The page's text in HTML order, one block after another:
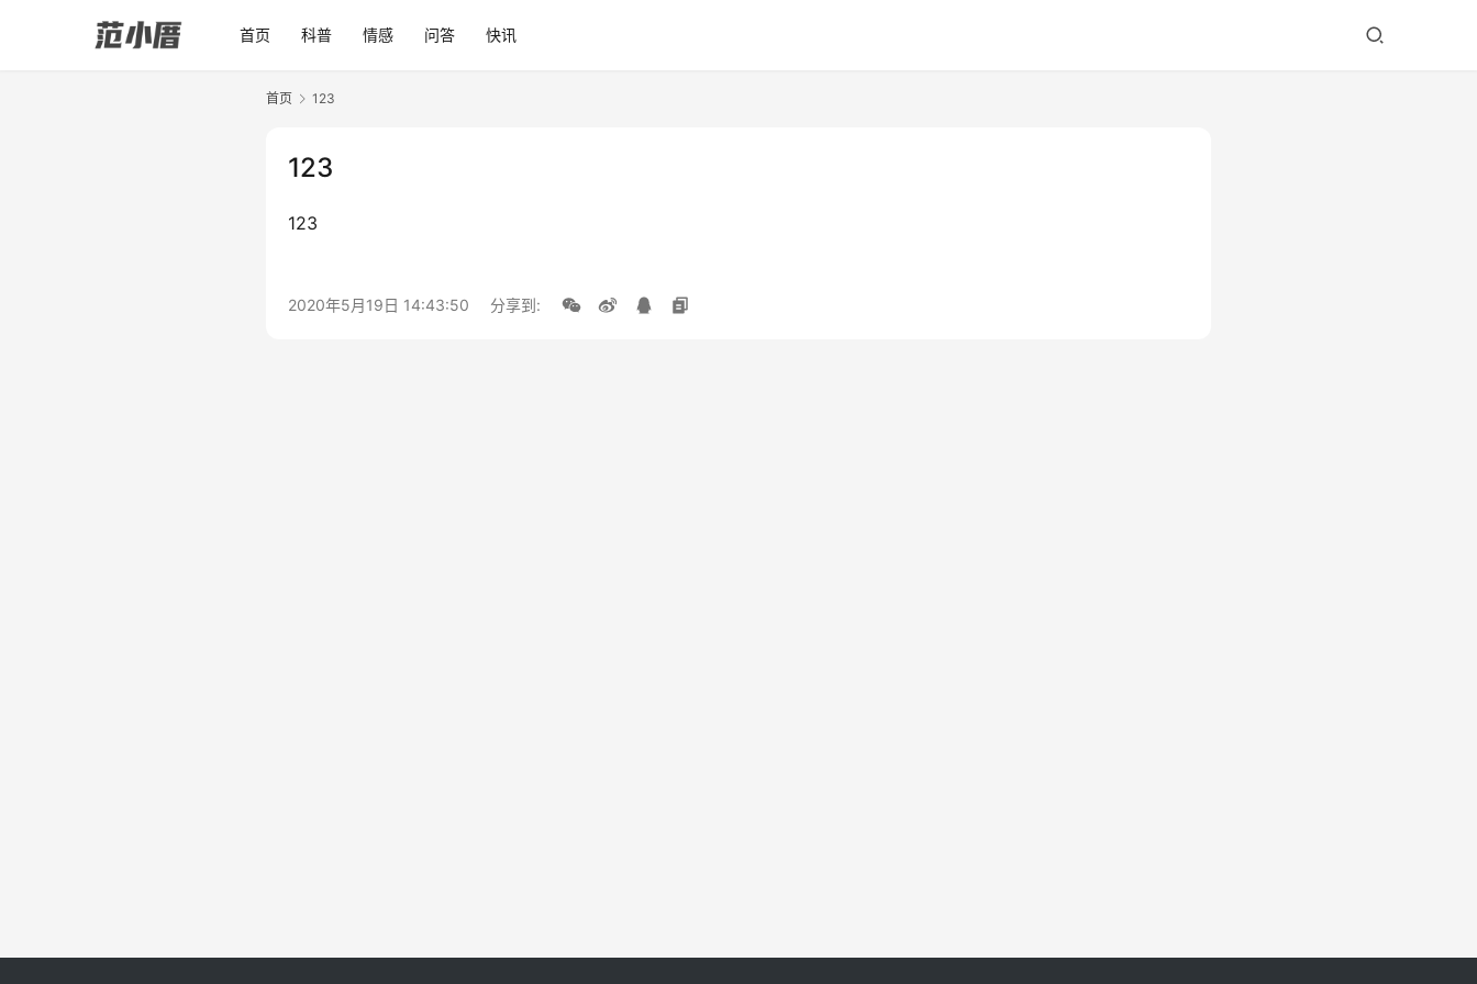
首页 科普 情感 问答 快讯
首页 123
123
123
2020年5月19日 14:43:50 分享到: